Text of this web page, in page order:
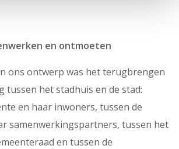
en ontmoeten
ons ontwerp was het terugbrengen
tussen het stadhuis en de stad:
en haar inwoners, tussen de
samenwerkingspartners, tussen het
en tussen de